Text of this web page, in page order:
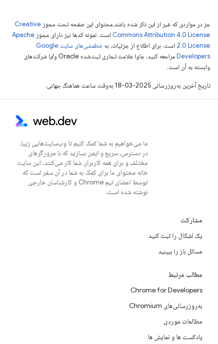
جز در مواردی که غیر از این ذکر شده باشد،‌محتوای این صفحه تحت مجوز Creative
Commons Attribution 4.0 License است. نمونه کدها نیز دارای مجوز Apache
2.0 License است. برای اطلاع از جزئیات، به
خطمشی‌های سایت Google
Developers‏
مراجعه کنید. جاوا علامت تجاری ثبت‌شده Oracle و/یا شرکت‌های
وابسته به آن است.
تاریخ آخرین به‌روزرسانی 2025-03-18 به‌وقت ساعت هماهنگ جهانی.
ما می‌خواهیم به شما کمک کنیم تا وب‌سایت‌هایی زیبا،
در دسترس، سریع و ایمن بسازید که با مرورگرهای
مختلف و برای همه کاربران شما کار می‌کنند. این سایت
خانه محتوای ما برای کمک به شما در آن سفر است که
توسط اعضای تیم Chrome و کارشناسان خارجی
نوشته شده است.
مشارکت
یک اشکال را ثبت کنید
مسائل باز را ببینید
مطالب مرتبط
Chrome for Developers
به‌روزرسانی‌های Chromium
مطالعات موردی
پادکست ها و نمایش ها